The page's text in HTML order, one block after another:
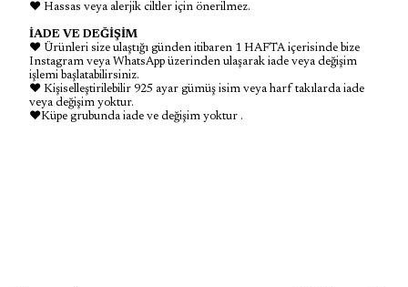
♥ Hassas veya alerjik ciltler için önerilmez.
İADE VE DEĞİŞİM
♥ Ürünleri size ulaştığı günden itibaren 1 HAFTA içerisinde bize
Instagram veya WhatsApp üzerinden ulaşarak iade veya değişim
işlemi başlatabilirsiniz.
♥ Kişiselleştirilebilir 925 ayar gümüş isim veya harf takılarda iade
veya değişim yoktur.
♥Küpe grubunda iade ve değişim yoktur .